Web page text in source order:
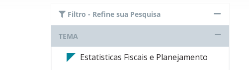
Filtro - Refine sua Pesquisa
TEMA
Estatisticas Fiscais e Planejamento